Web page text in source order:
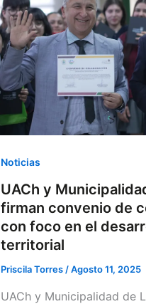
Noticias
UACh y
firman convenio de
con foco en el
territorial
Priscila Torres/Agosto 11, 2025
UACh y Municipalidad de